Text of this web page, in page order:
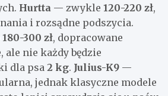
Hurtta — zwykle 120-220 zł,
i rozsądne podszycia.
180-300 zł, dopracowane
ale nie każdy będzie
dla psa 2 kg. Julius-K9 —
jednak klasyczne modele